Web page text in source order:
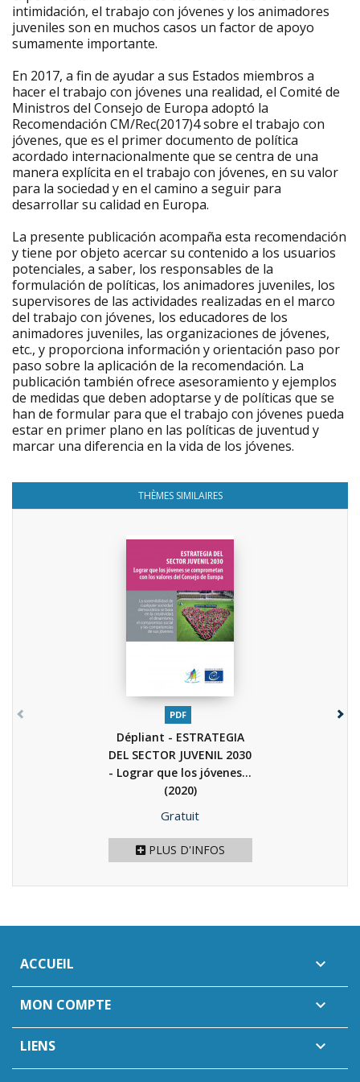
intimidación, el trabajo con jóvenes y los animadores
juveniles son en muchos casos un factor de apoyo
sumamente importante.
En 2017, a fin de ayudar a sus Estados miembros a
hacer el trabajo con jóvenes una realidad, el Comité de
Ministros del Consejo de Europa adoptó la
Recomendación CM/Rec(2017)4 sobre el trabajo con
jóvenes, que es el primer documento de política
acordado internacionalmente que se centra de una
manera explícita en el trabajo con jóvenes, en su valor
para la sociedad y en el camino a seguir para
desarrollar su calidad en Europa.
La presente publicación acompaña esta recomendación
y tiene por objeto acercar su contenido a los usuarios
potenciales, a saber, los responsables de la
formulación de políticas, los animadores juveniles, los
supervisores de las actividades realizadas en el marco
del trabajo con jóvenes, los educadores de los
animadores juveniles, las organizaciones de jóvenes,
etc., y proporciona información y orientación paso por
paso sobre la aplicación de la recomendación. La
publicación también ofrece asesoramiento y ejemplos
de medidas que deben adoptarse y de políticas que se
han de formular para que el trabajo con jóvenes pueda
estar en primer plano en las políticas de juventud y
marcar una diferencia en la vida de los jóvenes.
THÈMES SIMILAIRES
PDF
Dépliant - ESTRATEGIA
DEL SECTOR JUVENIL 2030
- Lograr que los jóvenes...
(2020)
Prix
Gratuit
PLUS D'INFOS
ACCUEIL 
MON COMPTE 
LIENS 